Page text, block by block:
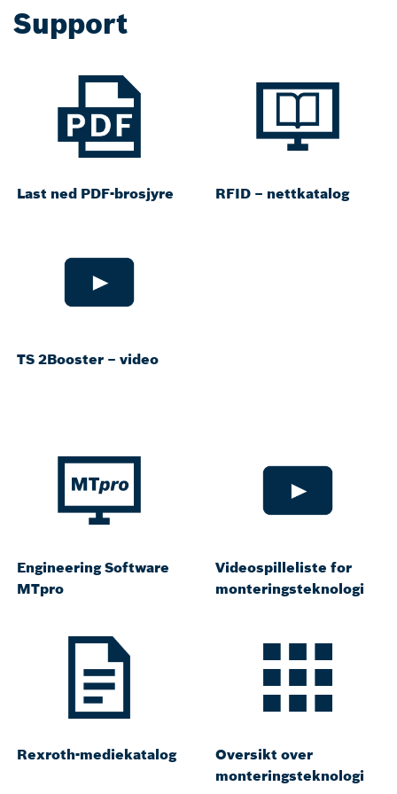
Support
Last ned PDF-brosjyre RFID – nettkatalog
TS 2Booster – video
Engineering Software
MTpro
Videospilleliste for
monteringsteknologi
Rexroth-mediekatalog
Oversikt over
monteringsteknologi